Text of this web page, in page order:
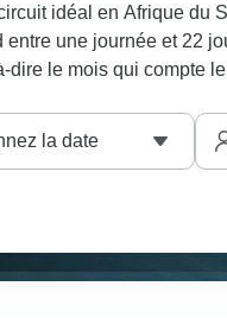
idéal en Afrique du
entre une journée et 22
dire le mois qui compte
la date